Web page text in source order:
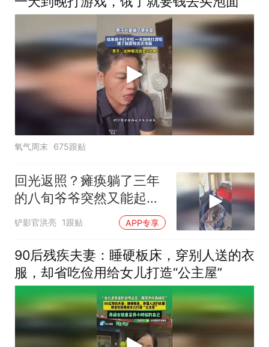
氧气周末 675跟贴
回光返照？瘫痪躺了三年
的八旬爷爷突然又能起来
了。监控下的
铲影官洪亮 1跟贴 APP专享
90后残疾夫妻：睡硬板床，穿别人送的衣
服，却省吃俭用给女儿打造“公主屋”